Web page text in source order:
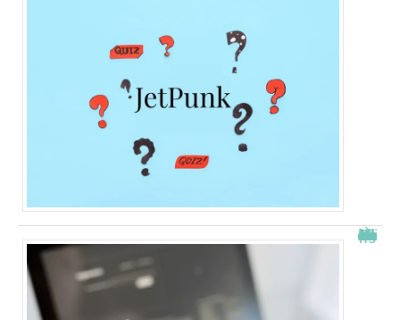
À quelle heure les virements bancaires passent Crédit Agricole ?